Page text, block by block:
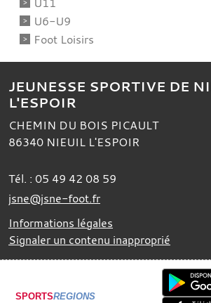
U6-U9
Foot Loisirs
JEUNESSE SPORTIVE DE
L'ESPOIR
CHEMIN DU BOIS PICAULT
86340 NIEUIL L'ESPOIR
Tél. : 05 49 42 08 59
jsne@jsne-foot.fr
Informations légales
Signaler un contenu inapproprié
SPORTSREGIONS